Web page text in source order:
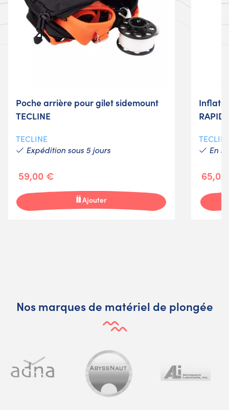
Poche arrière pour gilet sidemount
TECLINE
TECLINE
Expédition sous 5 jours
59,00 €
Ajouter
En
Nos marques de matériel de plongée